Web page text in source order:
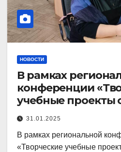
НОВОСТИ
В рамках
конференции
учебные проекты
использованием
31.01.2025
В рамках региональной
«Творческие учебные